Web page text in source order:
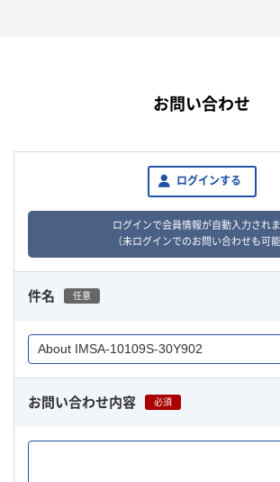
お問い合わせ
ログインする
ログインで会員情報が自動入力され
（未ログインでのお問い合わせも可能
件名 任意
お問い合わせ内容 必須